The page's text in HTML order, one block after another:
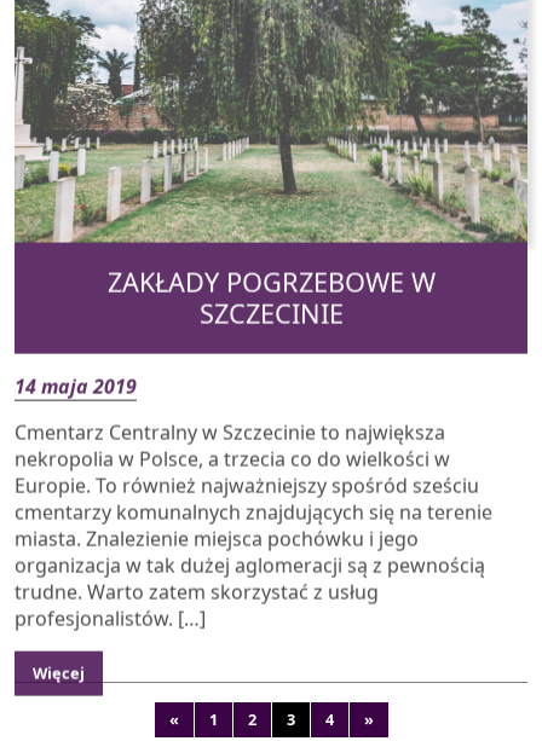
ZAKŁADY POGRZEBOWE W
SZCZECINIE
Cmentarz Centralny w Szczecinie to największa
nekropolia w Polsce, a trzecia co do wielkości w
Europie. To również najważniejszy spośród sześciu
cmentarzy komunalnych znajdujących się na terenie
miasta. Znalezienie miejsca pochówku i jego
organizacja w tak dużej aglomeracji są z pewnością
trudne. Warto zatem skorzystać z usług
profesjonalistów. […]
Więcej
Nawigacja po wpisach
« 1 2 3 4 »